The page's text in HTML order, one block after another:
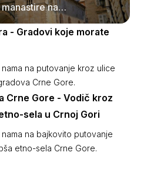
na
- Gradovi koje morate
na putovanje kroz ulice
Crne Gore.
Crne Gore - Vodič kroz
sela u Crnoj Gori
nama na bajkovito putovanje
etno-sela Crne Gore.